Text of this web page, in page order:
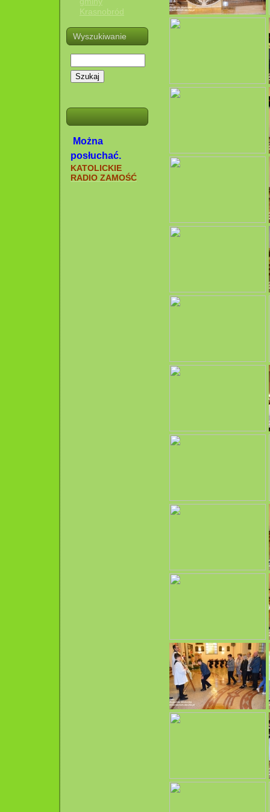
Krasnobród
Wyszukiwanie
Szukaj
Można
posłuchać.
KATOLICKIE
RADIO ZAMOŚĆ